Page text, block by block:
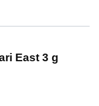
East 3 g